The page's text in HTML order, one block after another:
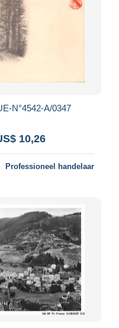
N°4542-A/0347
10,26
Professioneel handelaar